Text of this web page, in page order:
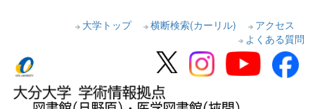
大学トップ 横断検索(カーリル)
アクセス
よくある質問